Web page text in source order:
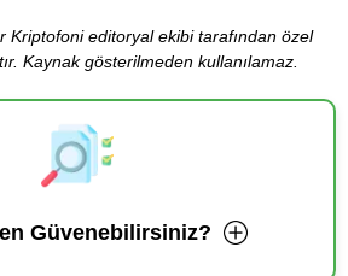
Kriptofoni editoryal ekibi tarafından özel
Kaynak gösterilmeden kullanılamaz.
Güvenebilirsiniz?